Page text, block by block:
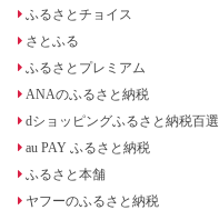
ふるさとチョイス
さとふる
ふるさとプレミアム
ANAのふるさと納税
dショッピングふるさと納税百選
au PAY ふるさと納税
ふるさと本舗
ヤフーのふるさと納税